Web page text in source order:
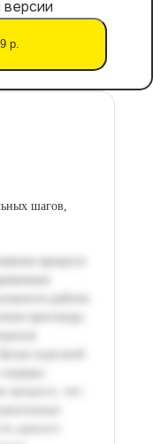
р.
шагов,